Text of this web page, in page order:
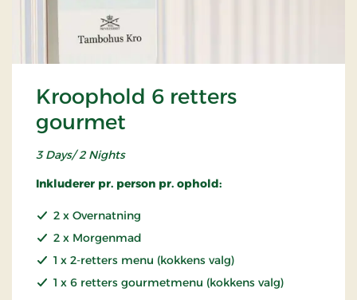
Kroophold 6 retters
gourmet
3 Days/ 2 Nights
Inkluderer pr. person pr. ophold:
2 x Overnatning
2 x Morgenmad
1 x 2-retters menu (kokkens valg)
1 x 6 retters gourmetmenu (kokkens valg)